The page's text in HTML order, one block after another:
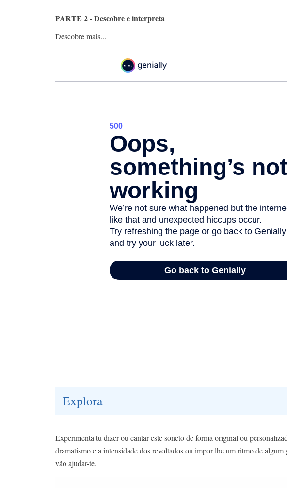
PARTE 2 - Descobre e interpreta
Descobre mais...
Explora
Experimenta tu dizer ou cantar este soneto de forma original ou
dramatismo e a intensidade dos revoltados ou impor-lhe um ritmo de
vão ajudar-te.